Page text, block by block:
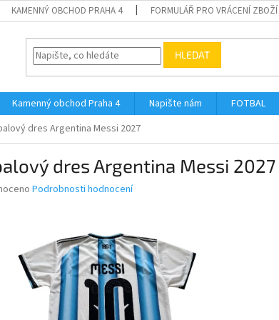
KAMENNÝ OBCHOD PRAHA 4 FORMULÁŘ PRO VRÁCENÍ ZBOŽÍ
HLEDAT
Kamenný obchod Praha 4 Napište nám FOTBAL
dres Argentina Messi 2027
dres Argentina Messi 2027
Podrobnosti hodnocení